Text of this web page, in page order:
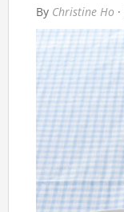
By Christine Ho ·